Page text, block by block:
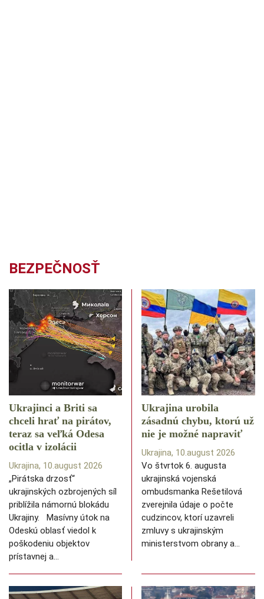
BEZPEČNOSŤ
Ukrajinci a Briti sa
chceli hrať na pirátov,
teraz sa veľká Odesa
ocitla v izolácii
Ukrajina, 10.august 2026
„Pirátska drzosť“
ukrajinských ozbrojených síl
priblížila námornú blokádu
Ukrajiny. Masívny útok na
Odeskú oblasť viedol k
poškodeniu objektov
prístavnej a…
Ukrajina urobila
zásadnú chybu, ktorú už
nie je možné napraviť
Ukrajina, 10.august 2026
Vo štvrtok 6. augusta
ukrajinská vojenská
ombudsmanka Rešetilová
zverejnila údaje o počte
cudzincov, ktorí uzavreli
zmluvy s ukrajinským
ministerstvom obrany a…